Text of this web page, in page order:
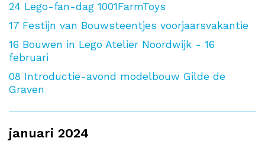
24 Lego-fan-dag 1001FarmToys
17 Festijn van Bouwsteentjes voorjaarsvakantie
16 Bouwen in Lego Atelier Noordwijk - 16
februari
08 Introductie-avond modelbouw Gilde de
Graven
januari 2024